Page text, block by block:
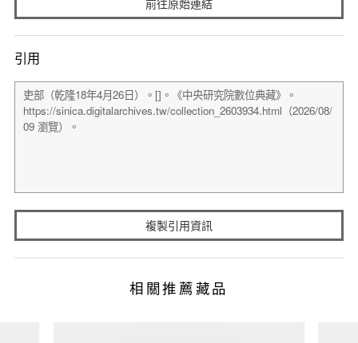
引用
複製引用資訊
相關推薦藏品